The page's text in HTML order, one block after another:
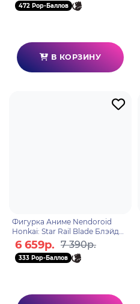
472 Pop-Баллов
В КОРЗИНУ
Фигурка Аниме Nendoroid
Honkai: Star Rail Blade Блэйд
10см 4580416929912
6 659р. 7 390р.
333 Pop-Баллов